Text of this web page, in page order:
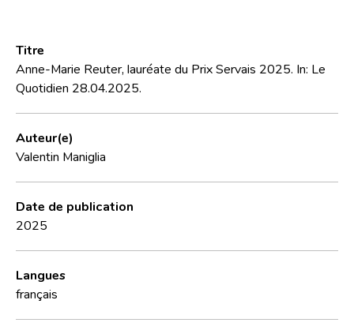
CNL
Équipe scientifique
Titre
Anne-Marie Reuter, lauréate du Prix Servais 2025. In: Le
Quotidien 28.04.2025.
Auteur(e)
Valentin Maniglia
Date de publication
2025
Langues
français